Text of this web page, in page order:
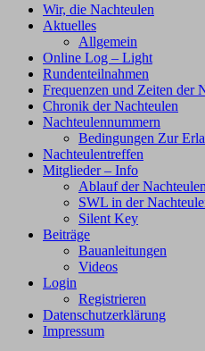
Wir, die Nachteulen
Aktuelles
Allgemein
Online Log – Light
Rundenteilnahmen
Frequenzen und Zeiten der
Chronik der Nachteulen
Nachteulennummern
Bedingungen Zur
Nachteulentreffen
Mitglieder – Info
Ablauf der
SWL in der
Silent Key
Beiträge
Bauanleitungen
Videos
Login
Registrieren
Datenschutzerklärung
Impressum